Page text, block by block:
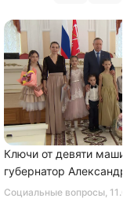
Социальные вопросы,
Ключи от девяти машин
губернатор Александр
вы